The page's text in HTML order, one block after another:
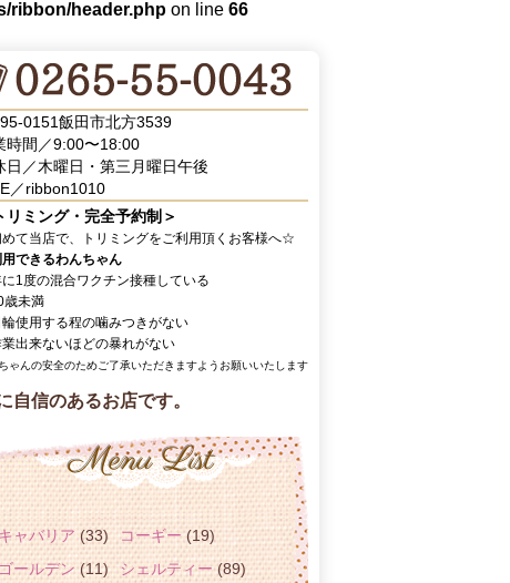
ribbon/header.php on line 66
0151飯田市北方3539
時間／9:00〜18:00
日／木曜日・第三月曜日午後
／ribbon1010
リミング・完全予約制＞
めて当店で、トリミングをご利用頂くお客様へ☆
用できるわんちゃん
1度の混合ワクチン接種している
未満
使用する程の噛みつきがない
出来ないほどの暴れがない
ゃんの安全のためご了承いただきますようお願いいたします
信のあるお店です。
ャバリア(33) コーギー(19)
ールデン(11) シェルティー(89)